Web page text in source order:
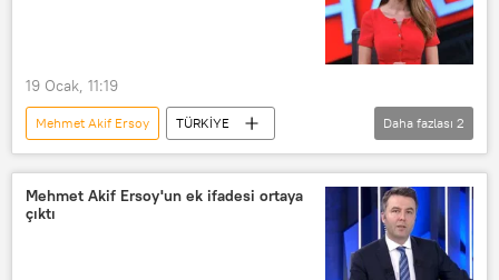
19 Ocak, 11:19
Mehmet Akif Ersoy
TÜRKİYE
Uyuşturucu
Habertürk TV
Daha fazlası 2
Mehmet Akif Ersoy'un ek ifadesi ortaya
çıktı